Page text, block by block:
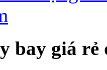
bay giá rẻ